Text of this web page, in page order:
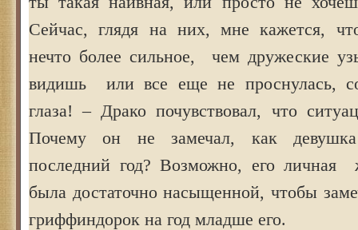
Сейчас, глядя на них, мне кажется,
нечто более сильное, чем дружеские
видишь или все еще не проснулась,
глаза! – Драко почувствовал, что
Почему он не замечал, как
последний год? Возможно, его личная
была достаточно насыщенной, чтобы
гриффиндорок на год младше его.